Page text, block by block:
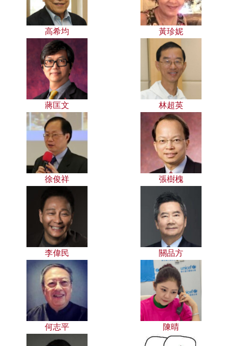
高希均 黃珍妮
蔣匡文 林超英
徐俊祥 張樹槐
李偉民 關品方
何志平 陳晴